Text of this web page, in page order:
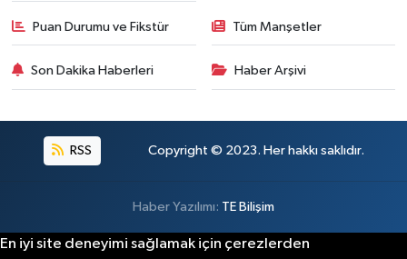
Puan Durumu ve Fikstür Tüm Manşetler
Son Dakika Haberleri Haber Arşivi
RSS Copyright © 2023. Her hakkı saklıdır.
Haber Yazılımı: TE Bilişim
En iyi site deneyimi sağlamak için çerezlerden